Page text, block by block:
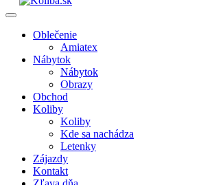
Oblečenie
Amiatex
Nábytok
Nábytok
Obrazy
Obchod
Koliby
Koliby
Kde sa nachádza
Letenky
Zájazdy
Kontakt